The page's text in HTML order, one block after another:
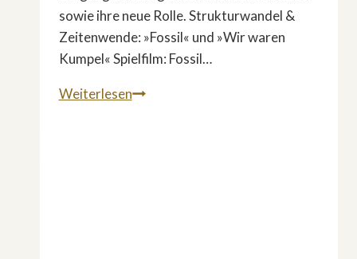
sowie ihre neue Rolle. Strukturwandel &
Zeitenwende: »Fossil« und »Wir waren
Kumpel« Spielfilm: Fossil…
WeiterlesenStrukturwandel